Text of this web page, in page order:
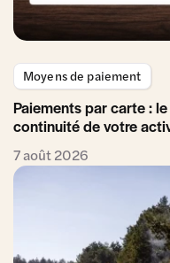
Moyens de paiement
Paiements par carte :
continuité de votre
7 août 2026